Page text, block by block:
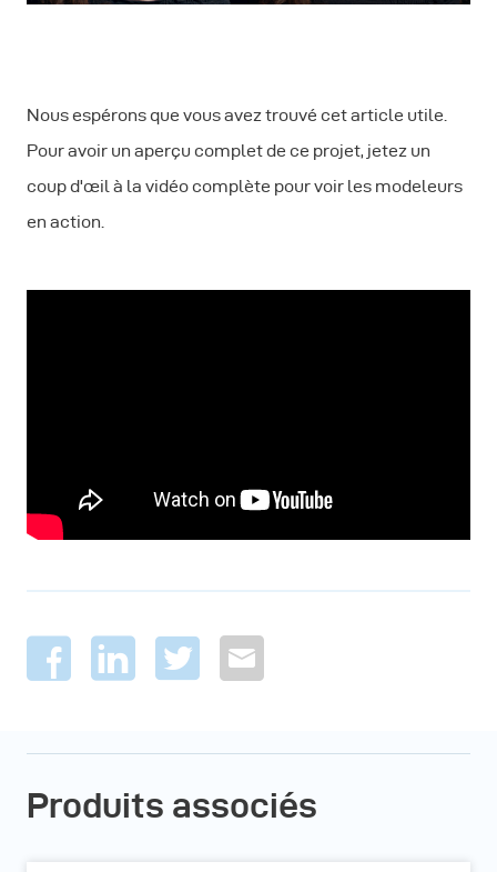
Nous espérons que vous avez trouvé cet article utile.
Pour avoir un aperçu complet de ce projet, jetez un
coup d'œil à la vidéo complète pour voir les modeleurs
en action.
Produits associés